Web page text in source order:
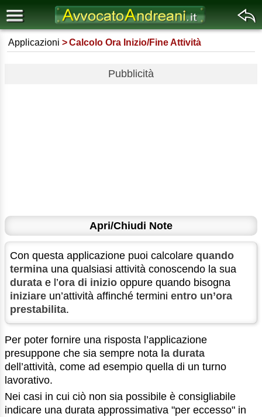
Applicazioni Calcolo Ora Inizio/Fine Attività
Pubblicità
Apri/Chiudi Note
Con questa applicazione puoi calcolare quando
termina una qualsiasi attività conoscendo la sua
durata e l’ora di inizio oppure quando bisogna
iniziare un’attività affinché termini entro un’ora
prestabilita.
Per poter fornire una risposta l’applicazione
presuppone che sia sempre nota la durata
dell’attività, come ad esempio quella di un turno
lavorativo.
Nei casi in cui ciò non sia possibile è consigliabile
indicare una durata approssimativa "per eccesso" in